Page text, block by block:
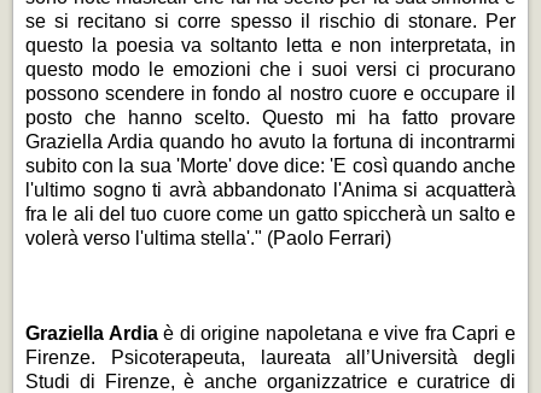
se si recitano si corre spesso il rischio di stonare. Per
questo la poesia va soltanto letta e non interpretata, in
questo modo le emozioni che i suoi versi ci procurano
possono scendere in fondo al nostro cuore e occupare il
posto che hanno scelto. Questo mi ha fatto provare
Graziella Ardia quando ho avuto la fortuna di incontrarmi
subito con la sua 'Morte' dove dice: 'E così quando anche
l'ultimo sogno ti avrà abbandonato l'Anima si acquatterà
fra le ali del tuo cuore come un gatto spiccherà un salto e
volerà verso l'ultima stella'." (Paolo Ferrari)
Graziella Ardiaè di origine napoletana e vive fra Capri e
Firenze. Psicoterapeuta, laureata all’Università degli
Studi di Firenze, è anche organizzatrice e curatrice di